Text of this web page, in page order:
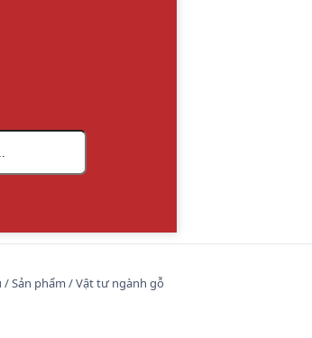
Poly 2 Thành Phần
Putty NC 1 Thành Phần
/Sản phẩm /Vật tư ngành gỗ